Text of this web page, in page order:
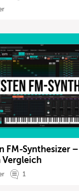
FM-Synthesizer
Vergleich
1